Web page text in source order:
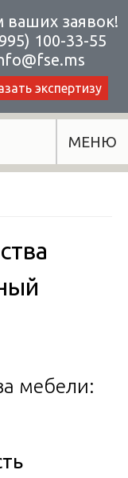
заявок!
100-33-55
экспертизу
МЕНЮ